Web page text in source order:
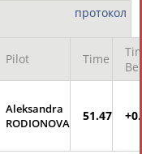
протокол
Pilot Time
Aleksandra
RODIONOVA
51.47